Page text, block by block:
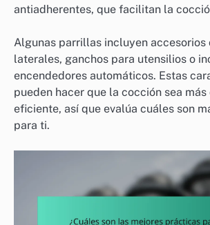
antiadherentes, que facilitan la
Algunas parrillas incluyen accesorios
laterales, ganchos para utensilios o
encendedores automáticos. Estas
pueden hacer que la cocción sea más
eficiente, así que evalúa cuáles son
para ti.